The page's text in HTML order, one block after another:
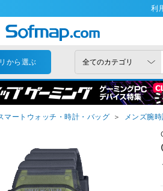
利
から選ぶ
マートウォッチ・時計・バッグ ＞ メンズ腕